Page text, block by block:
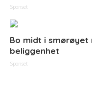
Sponset
Bo midt i smørøyet
beliggenhet
Sponset